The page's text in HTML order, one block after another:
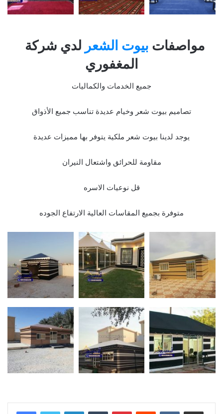
مواصفات بيوت الشعر لدي شركة
المغفوري
جميع الخدمات والكماليات
تصاميم بيوت شعر وخيام عديدة تناسب جميع الأذواق
يوجد لدينا بيوت شعر ملكية يتوفر بها مميزات عديدة
مقاومة للحرائق واشتعال النيران
قل نوعيات الاسره
متوفرة بجميع المقاسات العالية الارتفاع الجوده
LinkedInTumblr PinterestReddit VKontakteShare via Email